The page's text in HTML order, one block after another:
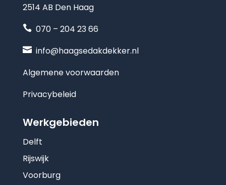
2514 AB Den Haag
 070 – 204 23 66
 info@haagsedakdekker.nl
Algemene voorwaarden
Privacybeleid
Werkgebieden
Delft
Rijswijk
Voorburg